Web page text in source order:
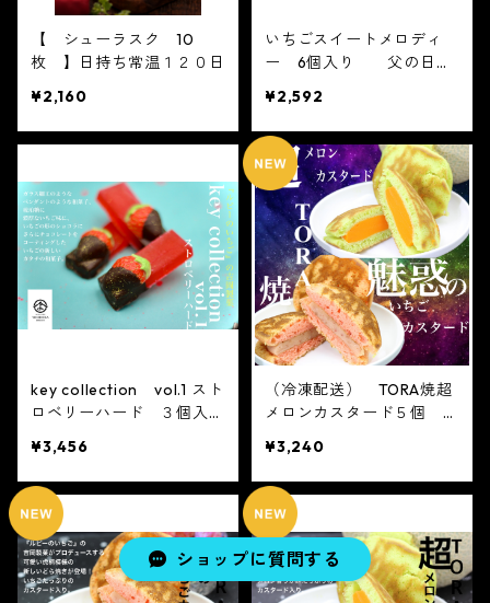
【 シューラスク 10
枚 】日持ち常温１２０日
¥2,160
いちごスイートメロディ
ー 6個入り 父の日
人気 テレビで話題 中
元 贈り物 フルーツ ギ
フト
¥2,592
key collection vol.1 スト
ロベリーハード ３個入り
い フルーツ大福 人気
テレビで話題 中元 贈り
物 フルーツ ギフト
¥3,456
（冷凍配送） TORA焼超
メロンカスタード５個 T
ード５個 合計10個 お
取り寄せ テレビで話題
メロン カスタード メロ
ンスイーツ どら焼き
¥3,240
ショップに質問する